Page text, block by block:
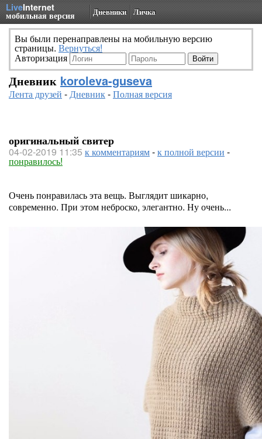
LiveInternet
мобильная версия Дневники Личка
Вы были перенаправлены на мобильную версию
страницы. Вернуться!
Авторизация
Дневник koroleva-guseva
Лента друзей -Дневник-Полная версия
оригинальный свитер
04-02-2019 11:35 к комментариям-к полной версии -
понравилось!
Очень понравилась эта вещь. Выглядит шикарно,
современно. При этом неброско, элегантно. Ну очень...